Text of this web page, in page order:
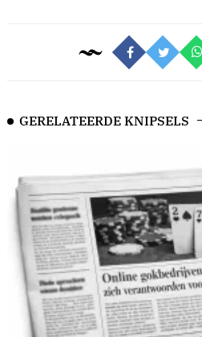
GERELATEERDE KNIPSELS